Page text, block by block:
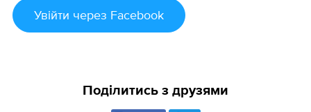
Увійти через Facebook
Поділитись з друзями